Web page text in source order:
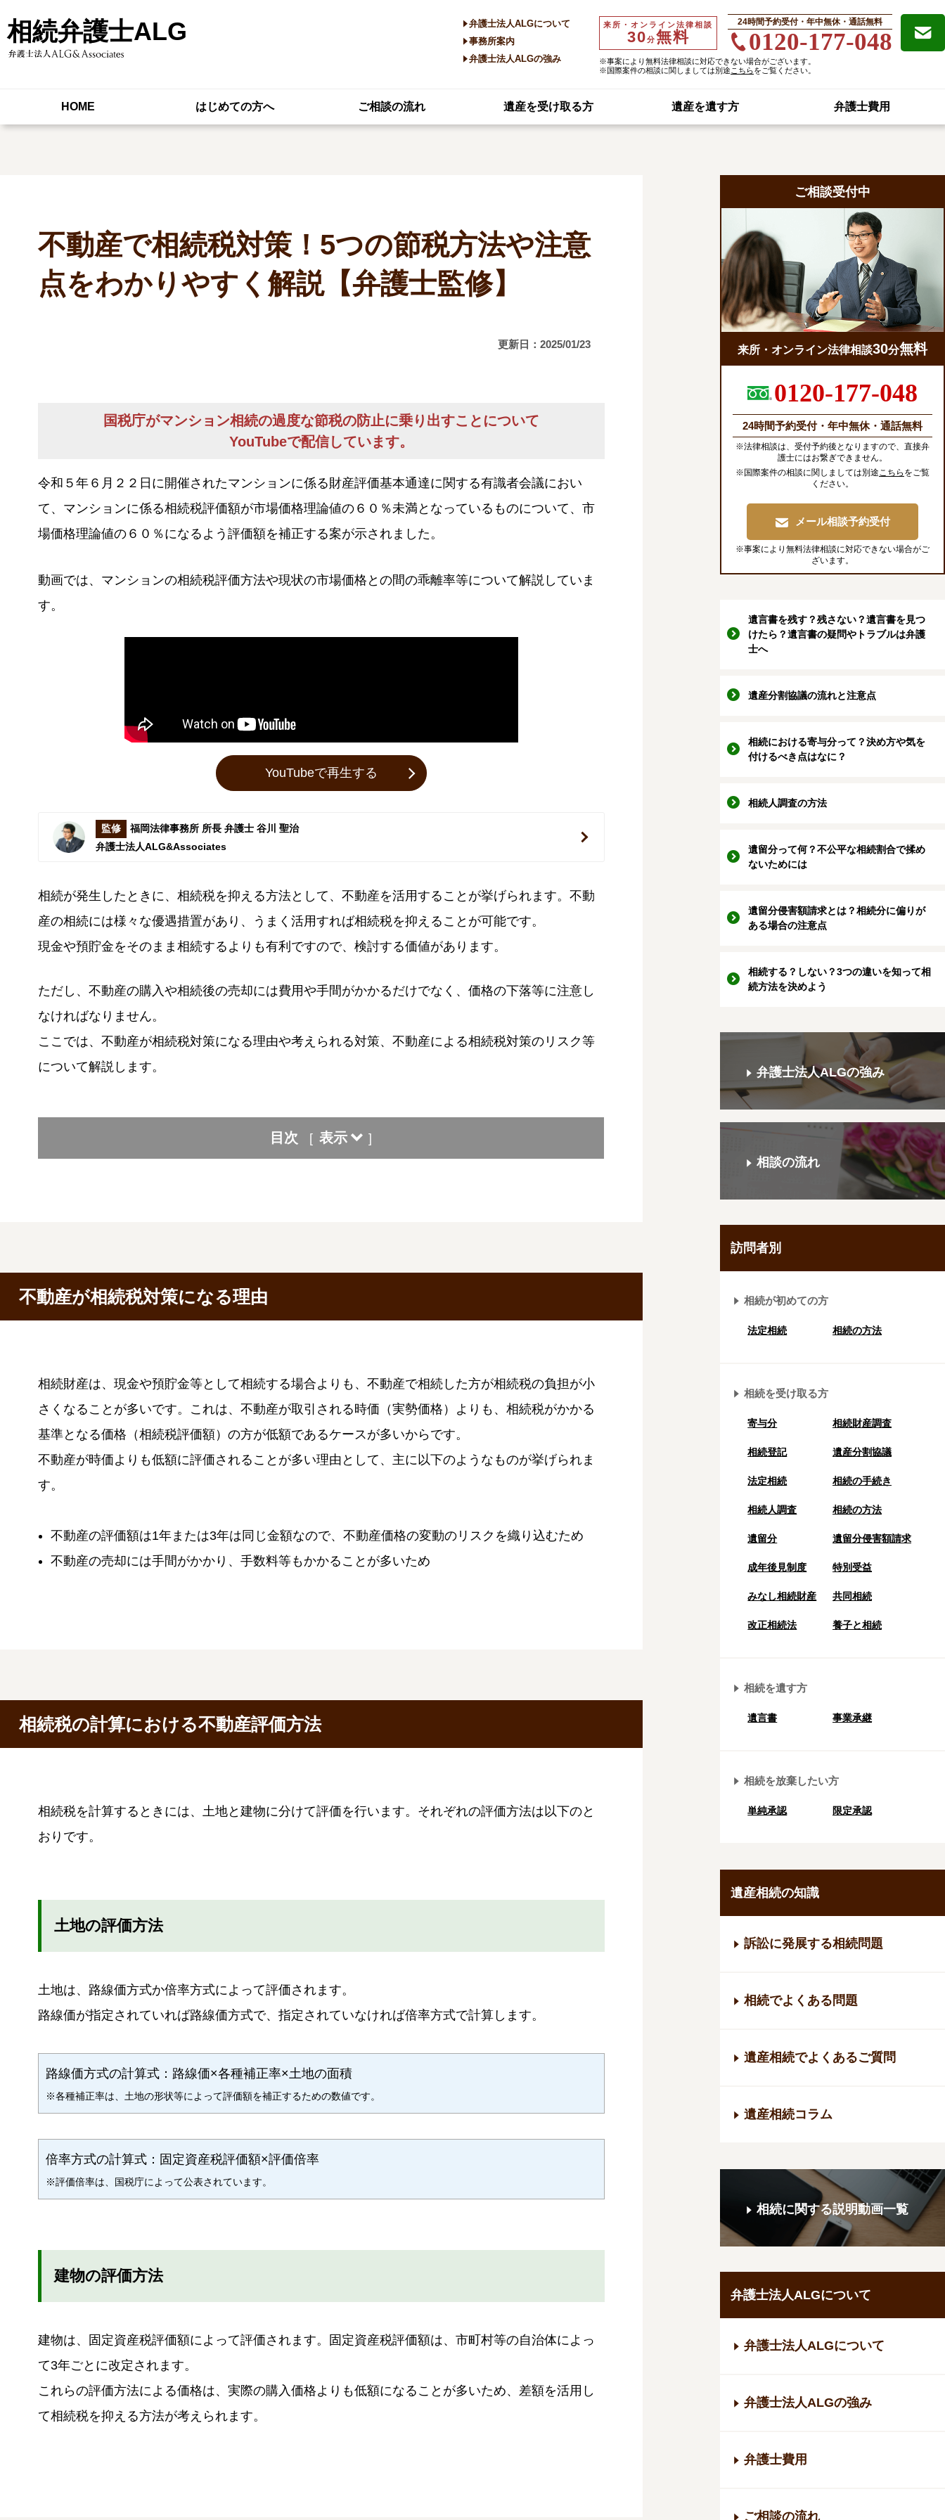
相続弁護士ALG 来所・オンライン法律相談
30分無料
24時間予約受付・年中無休・通話無料
0120-177-048
※事案により無料法律相談に対応できない場合がございます。
※国際案件の相談に関しましては別途 こちらをご覧ください。
弁護士法人ALGについて
事務所案内
弁護士法人ALGの強み
HOME はじめての方へ ご相談の流れ 遺産を受け取る方 遺産を遺す方 弁護士費用
不動産で相続税対策！5つの節税方法や注意
点をわかりやすく解説【弁護士監修】
更新日：2025/01/23
国税庁がマンション相続の過度な節税の防止に乗り出すことについて
YouTubeで配信しています。
令和５年６月２２日に開催されたマンションに係る財産評価基本通達に関する有識者会議におい
て、マンションに係る相続税評価額が市場価格理論値の６０％未満となっているものについて、市
場価格理論値の６０％になるよう評価額を補正する案が示されました。
動画では、マンションの相続税評価方法や現状の市場価格との間の乖離率等について解説していま
す。
YouTubeで再生する
監修
福岡法律事務所 所長 弁護士 谷川 聖治
弁護士法人ALG&Associates
相続が発生したときに、相続税を抑える方法として、不動産を活用することが挙げられます。不動
産の相続には様々な優遇措置があり、うまく活用すれば相続税を抑えることが可能です。
現金や預貯金をそのまま相続するよりも有利ですので、検討する価値があります。
ただし、不動産の購入や相続後の売却には費用や手間がかかるだけでなく、価格の下落等に注意し
なければなりません。
ここでは、不動産が相続税対策になる理由や考えられる対策、不動産による相続税対策のリスク等
について解説します。
目次 [ 表示 ]
不動産が相続税対策になる理由
相続財産は、現金や預貯金等として相続する場合よりも、不動産で相続した方が相続税の負担が小
さくなることが多いです。これは、不動産が取引される時価（実勢価格）よりも、相続税がかかる
基準となる価格（相続税評価額）の方が低額であるケースが多いからです。
不動産が時価よりも低額に評価されることが多い理由として、主に以下のようなものが挙げられま
す。
不動産の評価額は1年または3年は同じ金額なので、不動産価格の変動のリスクを織り込むため
不動産の売却には手間がかかり、手数料等もかかることが多いため
相続税の計算における不動産評価方法
相続税を計算するときには、土地と建物に分けて評価を行います。それぞれの評価方法は以下のと
おりです。
土地の評価方法
土地は、路線価方式か倍率方式によって評価されます。
路線価が指定されていれば路線価方式で、指定されていなければ倍率方式で計算します。
路線価方式の計算式：路線価×各種補正率×土地の面積
※各種補正率は、土地の形状等によって評価額を補正するための数値です。
倍率方式の計算式：固定資産税評価額×評価倍率
※評価倍率は、国税庁によって公表されています。
建物の評価方法
建物は、固定資産税評価額によって評価されます。固定資産税評価額は、市町村等の自治体によっ
て3年ごとに改定されます。
これらの評価方法による価格は、実際の購入価格よりも低額になることが多いため、差額を活用し
て相続税を抑える方法が考えられます。
ご相談受付中
来所・オンライン法律相談30分無料
0120-177-048
24時間予約受付・年中無休・通話無料
※法律相談は、受付予約後となりますので、直接弁
護士にはお繋ぎできません。
※国際案件の相談に関しましては別途こちら をご覧
ください。
メール相談予約受付
※事案により無料法律相談に対応できない場合がご
ざいます。
遺言書を残す？残さない？遺言書を見つ
けたら？遺言書の疑問やトラブルは弁護
士へ
遺産分割協議の流れと注意点
相続における寄与分って？決め方や気を
付けるべき点はなに？
相続人調査の方法
遺留分って何？不公平な相続割合で揉め
ないためには
遺留分侵害額請求とは？相続分に偏りが
ある場合の注意点
相続する？しない？3つの違いを知って相
続方法を決めよう
弁護士法人ALGの強み
相談の流れ
訪問者別
相続が初めての方
法定相続 相続の方法
相続を受け取る方
寄与分 相続財産調査
相続登記 遺産分割協議
法定相続 相続の⼿続き
相続人調査 相続の方法
遺留分 遺留分侵害額請求
成年後⾒制度 特別受益
みなし相続財産 共同相続
改正相続法 養子と相続
相続を遺す方
遺言書 事業承継
相続を放棄したい方
単純承認 限定承認
遺産相続の知識
訴訟に発展する相続問題
相続でよくある問題
遺産相続でよくあるご質問
遺産相続コラム
相続に関する説明動画一覧
弁護士法人ALGについて
弁護士法人ALGについて
弁護士法人ALGの強み
弁護士費用
ご相談の流れ